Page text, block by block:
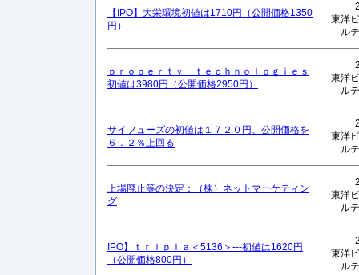
【IPO】大栄環境初値は1710円（公開価格1350
円）
東洋
ル
ｐｒｏｐｅｒｔｙ ｔｅｃｈｎｏｌｏｇｉｅｓ
初値は3980円（公開価格2950円）
東洋
ル
サイフューズの初値は１７２０円、公開価格を
６．２％上回る
東洋
ル
上場廃止等の決定：（株）ネットマーケティン
グ
東洋
ル
IPO】ｔｒｉｐｌａ＜5136＞---初値は1620円
（公開価格800円）
東洋
ル